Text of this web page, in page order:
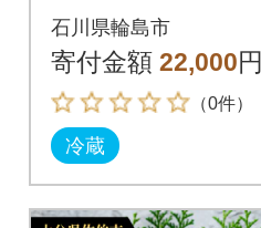
石川県輪島市
寄付金額 22,000円
（0件）
冷蔵